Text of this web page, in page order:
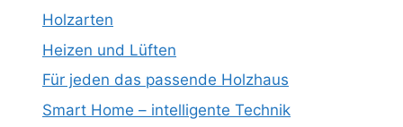
Holzarten
Heizen und Lüften
Für jeden das passende Holzhaus
Smart Home – intelligente Technik